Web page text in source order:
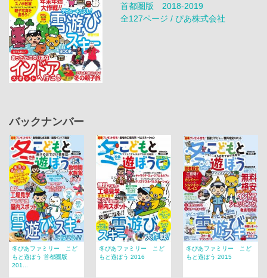
首都圏版 2018-2019
全127ページ / ぴあ株式会社
バックナンバー
冬ぴあファミリー こど
もと遊ぼう 首都圏版
201...
冬ぴあファミリー こど
もと遊ぼう 2016
冬ぴあファミリー こど
もと遊ぼう 2015